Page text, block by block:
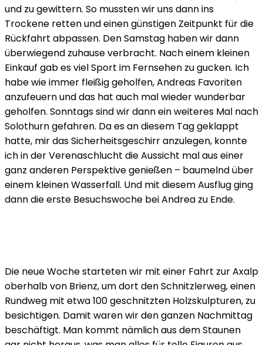
und zu gewittern. So mussten wir uns dann ins
Trockene retten und einen günstigen Zeitpunkt für die
Rückfahrt abpassen. Den Samstag haben wir dann
überwiegend zuhause verbracht. Nach einem kleinen
Einkauf gab es viel Sport im Fernsehen zu gucken. Ich
habe wie immer fleißig geholfen, Andreas Favoriten
anzufeuern und das hat auch mal wieder wunderbar
geholfen. Sonntags sind wir dann ein weiteres Mal nach
Solothurn gefahren. Da es an diesem Tag geklappt
hatte, mir das Sicherheitsgeschirr anzulegen, konnte
ich in der Verenaschlucht die Aussicht mal aus einer
ganz anderen Perspektive genießen – baumelnd über
einem kleinen Wasserfall. Und mit diesem Ausflug ging
dann die erste Besuchswoche bei Andrea zu Ende.
Die neue Woche starteten wir mit einer Fahrt zur Axalp
oberhalb von Brienz, um dort den Schnitzlerweg, einen
Rundweg mit etwa 100 geschnitzten Holzskulpturen, zu
besichtigen. Damit waren wir den ganzen Nachmittag
beschäftigt. Man kommt nämlich aus dem Staunen